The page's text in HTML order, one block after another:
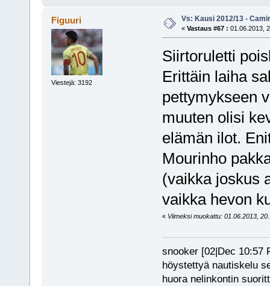
Figuuri
Viestejä: 3192
Vs: Kausi 2012/13 -
« Vastaus #67 : 01.06.2013,
Siirtoruletti
Erittäin laiha
pettymykseen
muuten olisi
elämän ilot.
Mourinho
(vaikka joskus
vaikka hevon
« Viimeksi muokattu: 01.06.2013,
snooker [02|Dec 10:57
höystettyä nautiskelu
huora nelinkontin